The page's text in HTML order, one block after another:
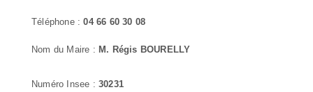
Téléphone :04 66 60 30 08
Nom du Maire : M. Régis BOURELLY
Numéro Insee : 30231